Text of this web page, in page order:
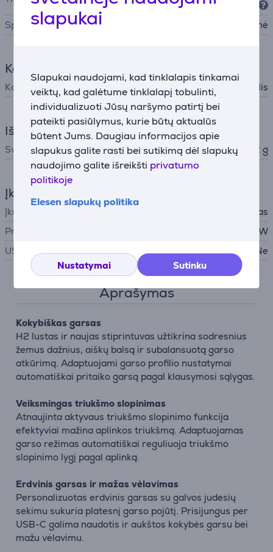
slapukai
Slapukai naudojami, kad tinklalapis tinkamai
veiktų, kad galėtume tinklalapį tobulinti,
individualizuoti Jūsų naršymo patirtį bei
pateikti pasiūlymus, kurie būtų aktualūs
būtent Jums. Daugiau informacijos apie
slapukus galite rasti bei sutikimą dėl slapukų
naudojimo galite išreikšti privatumo
politikoje
Elesen slapukų politika
Nustatymai Sutinku
Spalva Oranžinė
Komplektacija
Komplekte yra , USB-C -- USB-C kabelis
Išmatavimai
Svoris 386,2 g
Įkroviklis
Įkroviklis
į komplektą neįtrauktas
Privaloma įkroviklio galia
2,5 - 3,5 W
USB PD
Ne
Aprašymas
Kokybiškas garsas
H2 lustas ir naujas stiprintuvas užtikrina sodresnius
žemus dažnius, aiškų balsą ir subalansuotą garso
atkūrimą. Adaptuojami garso profilio nustatymai
automatiškai pritaiko garsą pagal klausymosi sąlygas.
Veiksmingas triukšmo slopinimas
Atnaujinta aktyvaus triukšmo slopinimo funkcija
efektyviai mažina aplinkos triukšmą. Adaptuojamas
garso režimas automatiškai reguliuoja triukšmo
slopinimo lygį pagal aplinką.
Erdvinis garsas ir mažas vėlavimas
Personalizuotas erdvinis garsas su galvos judesių
sekimu sukuria platesnį garso pojūtį. Prisijungus per
USB-C galima naudotis ir aukštos kokybės garsu bei
mažu vėlavimu.